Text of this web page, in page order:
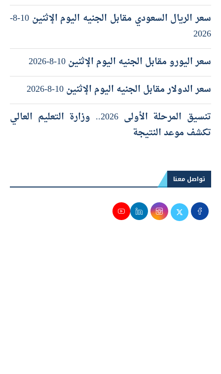
سعر الريال السعودي مقابل الجنيه اليوم الإثنين 10-8-
2026
سعر اليورو مقابل الجنيه اليوم الإثنين 10-8-2026
سعر الدولار مقابل الجنيه اليوم الإثنين 10-8-2026
تنسيق المرحلة الأولى 2026.. وزارة التعليم العالي
تكشف موعد النتيجة
تواصل معنا